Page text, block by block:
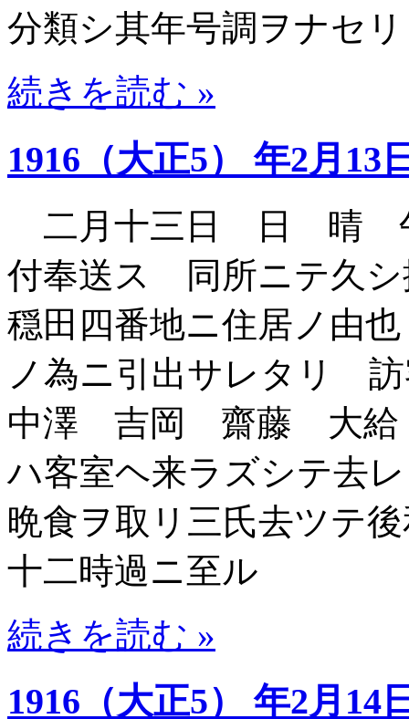
分類シ其年号調ヲナセリ
続きを読む »
1916（大正5） 年2月13
二月十三日 日 晴 午
付奉送ス 同所ニテ久
穏田四番地ニ住居ノ由
ノ為ニ引出サレタリ
中澤 吉岡 齋藤 大
ハ客室ヘ来ラズシテ
晩食ヲ取リ三氏去ツテ
十二時過ニ至ル
続きを読む »
1916（大正5） 年2月14